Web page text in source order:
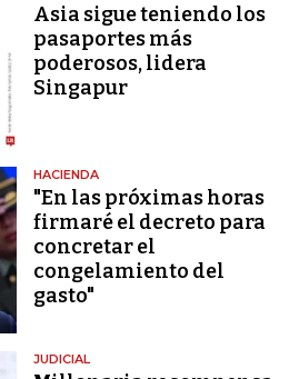
Asia sigue teniendo los
pasaportes más
poderosos, lidera
Singapur
HACIENDA
"En las próximas horas
firmaré el decreto para
concretar el
congelamiento del
gasto"
JUDICIAL